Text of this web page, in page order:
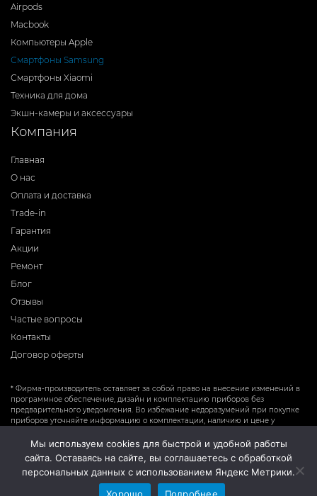
Airpods
Macbook
Компьютеры Apple
Смартфоны Samsung
Смартфоны Xiaomi
Техника для дома
Экшн-камеры и аксессуары
Компания
Главная
О нас
Оплата и доставка
Trade-in
Гарантия
Акции
Ремонт
Блог
Отзывы
Частые вопросы
Контакты
Договор оферты
* Фирма-производитель оставляет за собой право на внесение изменений в
программное обеспечение, дизайн и комплектацию приборов без
предварительного уведомления. Во избежание недоразумений при покупке
приборов уточняйте информацию о комплектации, наличию и цене у
является публичной офертой.
Мы используем cookies для быстрой и удобной работы
сайта. Оставаясь на сайте, вы соглашаетесь с обработкой
персональных данных с использованием Яндекс Метрики.
Хорошо
Подробнее